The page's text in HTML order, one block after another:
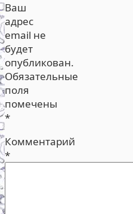
Ваш
адрес
email не
будет
опубликован.
Обязательные
поля
помечены
*
Комментарий
*